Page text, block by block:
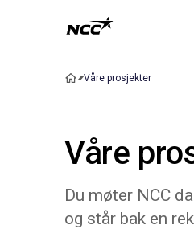
Våre prosjekter
Våre
Du møter NCC
og står bak en